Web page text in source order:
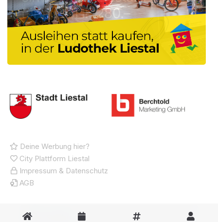
Deine Werbung hier?
City Plattform Liestal
Impressum & Datenschutz
AGB